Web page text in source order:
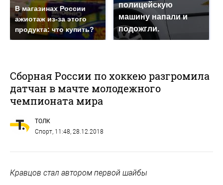
В магазинах России
ажиотаж из-за этого
продукта: что купить?
полицейскую
машину напали и
подожгли.
Сборная России по хоккею разгромила
датчан в мачте молодежного
чемпионата мира
ТОЛК
Спорт, 11:48, 28.12.2018
Кравцов стал автором первой шайбы